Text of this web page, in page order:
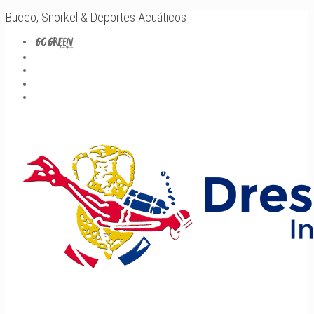
Buceo, Snorkel & Deportes Acuáticos